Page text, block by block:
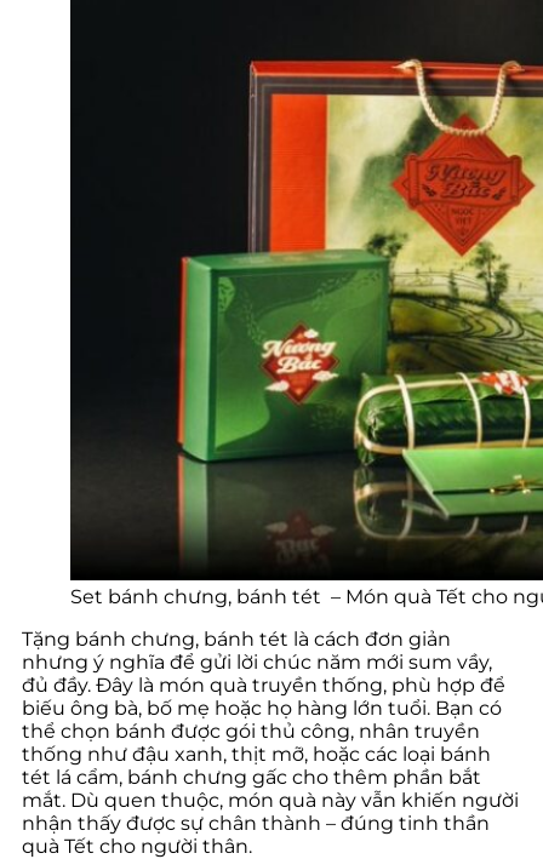
Set bánh chưng, bánh tét – Món quà Tết cho
Tặng bánh chưng, bánh tét là cách đơn giản
nhưng ý nghĩa để gửi lời chúc năm mới sum vầy,
đủ đầy. Đây là món quà truyền thống, phù hợp để
biếu ông bà, bố mẹ hoặc họ hàng lớn tuổi. Bạn có
thể chọn bánh được gói thủ công, nhân truyền
thống như đậu xanh, thịt mỡ, hoặc các loại bánh
tét lá cẩm, bánh chưng gấc cho thêm phần bắt
mắt. Dù quen thuộc, món quà này vẫn khiến người
nhận thấy được sự chân thành – đúng tinh thần
quà Tết cho người thân.